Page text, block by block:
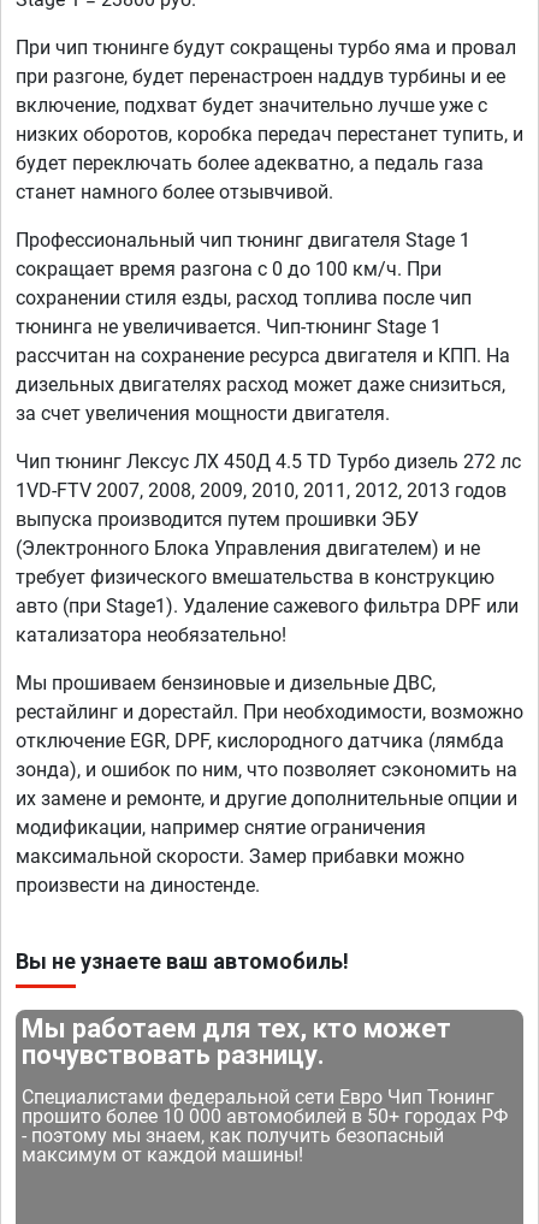
При чип тюнинге будут сокращены турбо яма и провал
при разгоне, будет перенастроен наддув турбины и ее
включение, подхват будет значительно лучше уже с
низких оборотов, коробка передач перестанет тупить, и
будет переключать более адекватно, а педаль газа
станет намного более отзывчивой.
Профессиональный чип тюнинг двигателя Stage 1
сокращает время разгона с 0 до 100 км/ч. При
сохранении стиля езды, расход топлива после чип
тюнинга не увеличивается. Чип-тюнинг Stage 1
рассчитан на сохранение ресурса двигателя и КПП. На
дизельных двигателях расход может даже снизиться,
за счет увеличения мощности двигателя.
Чип тюнинг Лексус ЛХ 450Д 4.5 TD Турбо дизель 272 лс
1VD-FTV 2007, 2008, 2009, 2010, 2011, 2012, 2013 годов
выпуска производится путем прошивки ЭБУ
(Электронного Блока Управления двигателем) и не
требует физического вмешательства в конструкцию
авто (при Stage1). Удаление сажевого фильтра DPF или
катализатора необязательно!
Мы прошиваем бензиновые и дизельные ДВС,
рестайлинг и дорестайл. При необходимости, возможно
отключение EGR, DPF, кислородного датчика (лямбда
зонда), и ошибок по ним, что позволяет сэкономить на
их замене и ремонте, и другие дополнительные опции и
модификации, например снятие ограничения
максимальной скорости. Замер прибавки можно
произвести на диностенде.
Вы не узнаете ваш автомобиль!
Мы работаем для тех, кто может
почувствовать разницу.
Специалистами федеральной сети Евро Чип Тюнинг
прошито более 10 000 автомобилей в 50+ городах РФ
- поэтому мы знаем, как получить безопасный
максимум от каждой машины!